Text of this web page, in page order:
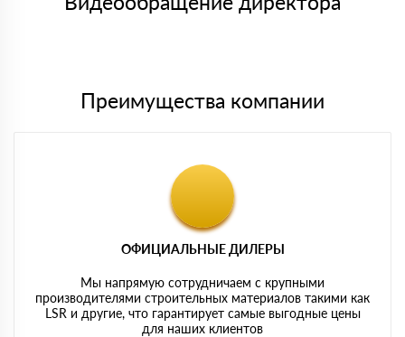
Преимущества компании
ОФИЦИАЛЬНЫЕ ДИЛЕРЫ
Мы напрямую сотрудничаем с крупными
производителями строительных материалов такими как
LSR и другие, что гарантирует самые выгодные цены
для наших клиентов